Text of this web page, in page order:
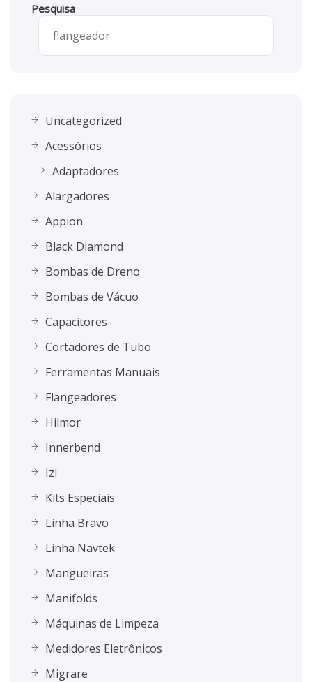
Pesquisa
Uncategorized
Acessórios
Adaptadores
Alargadores
Appion
Black Diamond
Bombas de Dreno
Bombas de Vácuo
Capacitores
Cortadores de Tubo
Ferramentas Manuais
Flangeadores
Hilmor
Innerbend
Izi
Kits Especiais
Linha Bravo
Linha Navtek
Mangueiras
Manifolds
Máquinas de Limpeza
Medidores Eletrônicos
Migrare